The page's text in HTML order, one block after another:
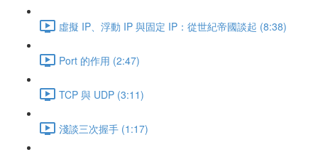
虛擬 IP、浮動 IP 與固定 IP：從世紀帝國談起 (8:38)
Port 的作用 (2:47)
TCP 與 UDP (3:11)
淺談三次握手 (1:17)